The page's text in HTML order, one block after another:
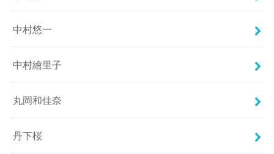
中村悠一
中村繪里子
丸岡和佳奈
丹下桜